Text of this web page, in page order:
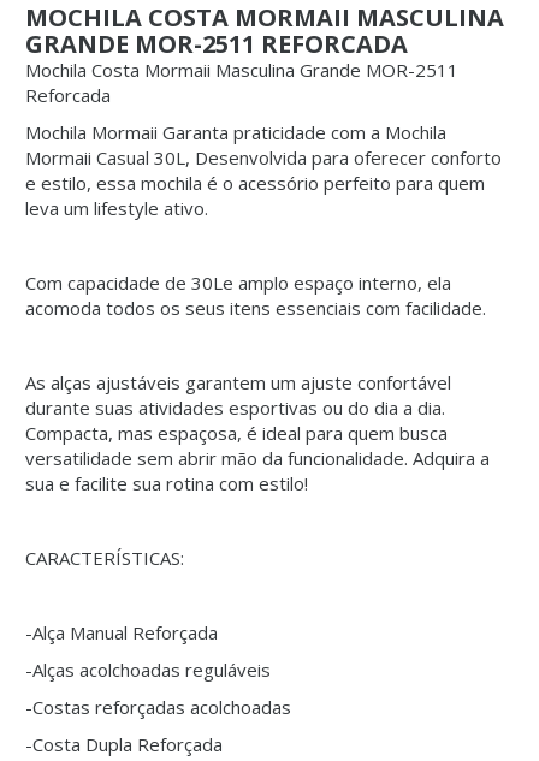
MOCHILA COSTA MORMAII MASCULINA
GRANDE MOR-2511 REFORCADA
Mochila Costa Mormaii Masculina Grande MOR-2511
Reforcada
Mochila Mormaii Garanta praticidade com a Mochila
Mormaii Casual 30L, Desenvolvida para oferecer conforto
e estilo, essa mochila é o acessório perfeito para quem
leva um lifestyle ativo.
Com capacidade de 30Le amplo espaço interno, ela
acomoda todos os seus itens essenciais com facilidade.
As alças ajustáveis garantem um ajuste confortável
durante suas atividades esportivas ou do dia a dia.
Compacta, mas espaçosa, é ideal para quem busca
versatilidade sem abrir mão da funcionalidade. Adquira a
sua e facilite sua rotina com estilo!
CARACTERÍSTICAS:
-Alça Manual Reforçada
-Alças acolchoadas reguláveis
-Costas reforçadas acolchoadas
-Costa Dupla Reforçada